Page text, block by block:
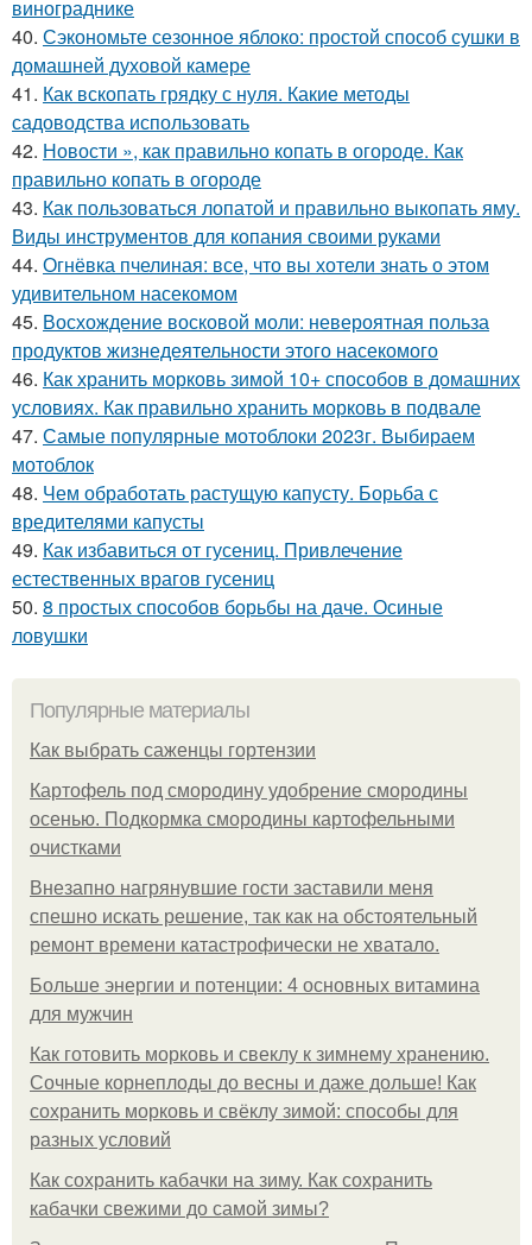
винограднике
40. Сэкономьте сезонное яблоко: простой способ сушки в
домашней духовой камере
41. Как вскопать грядку с нуля. Какие методы
садоводства использовать
42. Новости », как правильно копать в огороде. Как
правильно копать в огороде
43. Как пользоваться лопатой и правильно выкопать яму.
Виды инструментов для копания своими руками
44. Огнёвка пчелиная: все, что вы хотели знать о этом
удивительном насекомом
45. Восхождение восковой моли: невероятная польза
продуктов жизнедеятельности этого насекомого
46. Как хранить морковь зимой 10+ способов в домашних
условиях. Как правильно хранить морковь в подвале
47. Самые популярные мотоблоки 2023г. Выбираем
мотоблок
48. Чем обработать растущую капусту. Борьба с
вредителями капусты
49. Как избавиться от гусениц. Привлечение
естественных врагов гусениц
50. 8 простых способов борьбы на даче. Осиные
ловушки
Популярные материалы
Как выбрать саженцы гортензии
Картофель под смородину удобрение смородины
осенью. Подкормка смородины картофельными
очистками
Внезапно нагрянувшие гости заставили меня
спешно искать решение, так как на обстоятельный
ремонт времени катастрофически не хватало.
Больше энергии и потенции: 4 основных витамина
для мужчин
Как готовить морковь и свеклу к зимнему хранению.
Сочные корнеплоды до весны и даже дольше! Как
сохранить морковь и свёклу зимой: способы для
разных условий
Как сохранить кабачки на зиму. Как сохранить
кабачки свежими до самой зимы?